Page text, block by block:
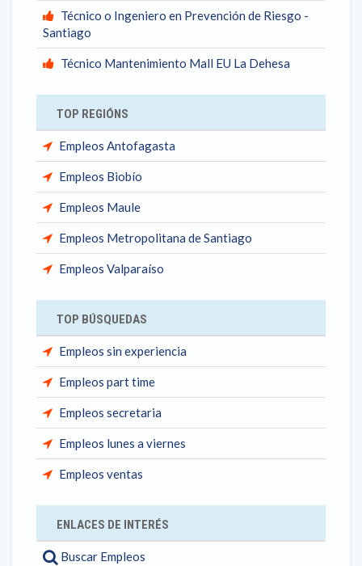
Técnico o Ingeniero en Prevención de Riesgo -
Santiago
Técnico Mantenimiento Mall EU La Dehesa
TOP REGIÓNS
Empleos Antofagasta
Empleos Biobío
Empleos Maule
Empleos Metropolitana de Santiago
Empleos Valparaíso
TOP BÚSQUEDAS
Empleos sin experiencia
Empleos part time
Empleos secretaria
Empleos lunes a viernes
Empleos ventas
ENLACES DE INTERÉS
Buscar Empleos